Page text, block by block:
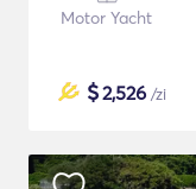
Motor Yacht
$2,526 /zi